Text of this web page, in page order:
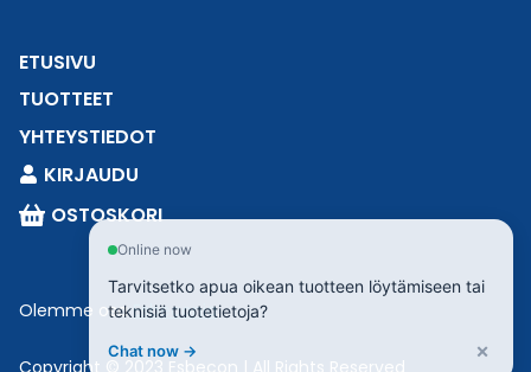
ETUSIVU
TUOTTEET
YHTEYSTIEDOT
KIRJAUDU
OSTOSKORI
Olemme osaEsbeconia.
Copyright © 2023 Esbecon | All Rights Reserved
Online now
Tarvitsetko apua oikean tuotteen löytämiseen tai
teknisiä tuotetietoja?
Chat now → ×